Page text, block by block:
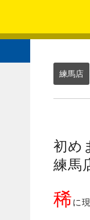
練馬店
初め
練馬
稀に